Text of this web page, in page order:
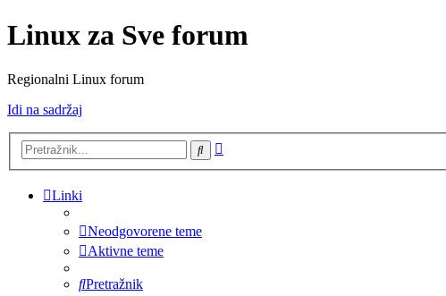
Linux za Sve forum
Regionalni Linux forum
Idi na sadržaj
Pretražnik
Linki
Neodgovorene teme
Aktivne teme
Pretražnik